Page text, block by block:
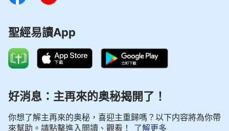
的作工與帶領才是真正的順服神。相反我們若抵擋或
不順服神設立使用的人就是在抵擋神，而且也會遭到
神的咒詛與懲罰。就像律法時代，摩西在按著神的旨
意帶領以色列人時，可拉、大坍一黨不順服摩西的帶
設立揀選的人肯定會觸犯神的性情。神是聖潔的，他
設立使用的人都是他看中的人，是合他心意的人，並
不是有牧師證的，能講解聖經的人就是神設立揀選
聖經易讀App
好消息：主再來的奥秘揭開了！
你想了解主再來的奥秘，喜迎主重歸嗎？以下内容將為你帶
來幫助。請點擊進入閲讀、觀看！
了解更多